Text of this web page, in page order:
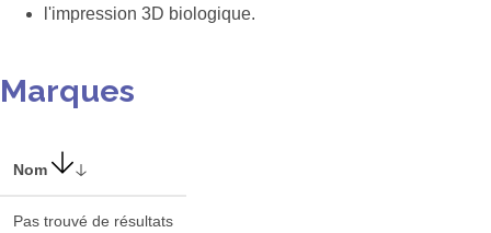
l'impression 3D biologique.
Marques
Nom
Pas trouvé de résultats